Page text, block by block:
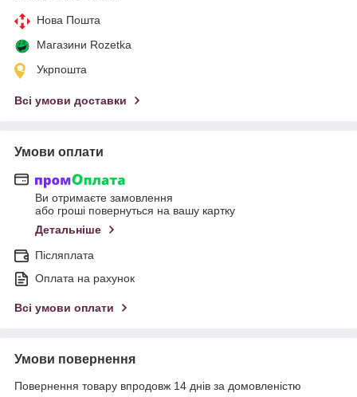
Нова Пошта
Магазини Rozetka
Укрпошта
Всі умови доставки
Умови оплати
Ви отримаєте замовлення
або гроші повернуться на вашу картку
Детальніше
Післяплата
Оплата на рахунок
Всі умови оплати
Умови повернення
Повернення товару впродовж 14 днів за домовленістю